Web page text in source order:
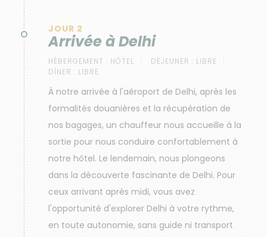
JOUR 2
Arrivée à Delhi
HÉBERGEMENT : HÔTEL DÉJEUNER : LIBRE
DÎNER : LIBRE
À notre arrivée à l'aéroport de Delhi, après les
formalités douanières et la récupération de
nos bagages, un chauffeur nous accueille à la
sortie pour nous conduire confortablement à
notre hôtel. Le lendemain, nous plongeons
dans la découverte fascinante de Delhi. Pour
ceux arrivant après midi, vous avez
l'opportunité d'explorer Delhi à votre rythme,
en toute autonomie, sans guide ni transport